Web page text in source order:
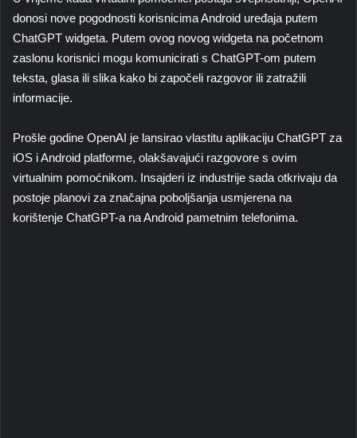
donosi nove pogodnosti korisnicima Android uređaja putem
ChatGPT widgeta. Putem ovog novog widgeta na početnom
zaslonu korisnici mogu komunicirati s ChatGPT-om putem
teksta, glasa ili slika kako bi započeli razgovor ili zatražili
informacije.
Prošle godine OpenAI je lansirao vlastitu aplikaciju ChatGPT za
iOS i Android platforme, olakšavajući razgovore s ovim
virtualnim pomoćnikom. Insajderi iz industrije sada otkrivaju da
postoje planovi za značajna poboljšanja usmjerena na
korištenje ChatGPT-a na Android pametnim telefonima.